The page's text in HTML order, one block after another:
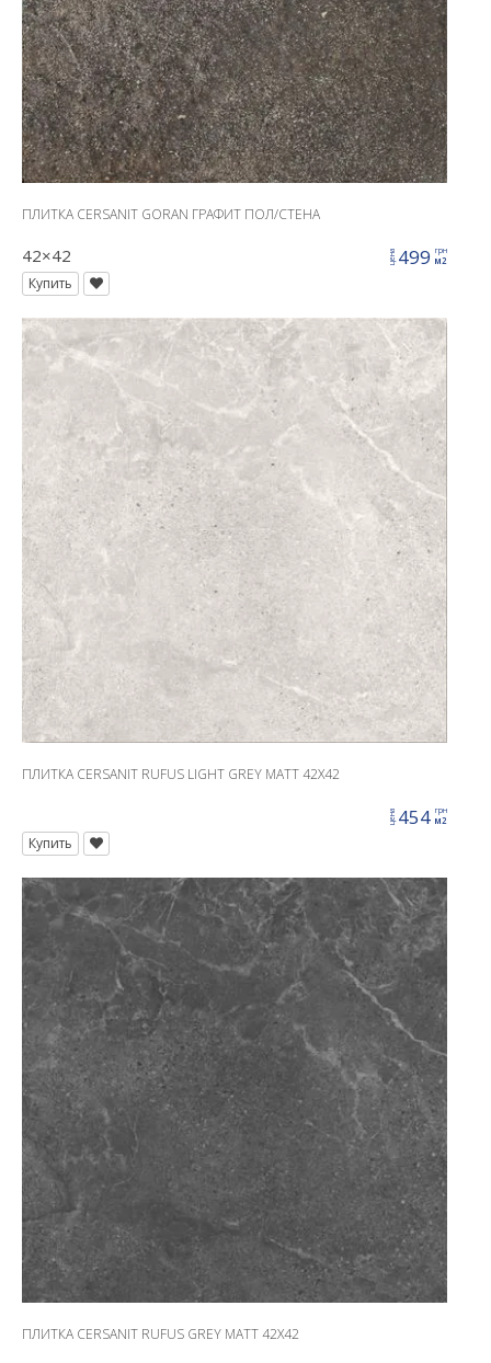
ПЛИТКА CERSANIT GORAN ГРАФИТ ПОЛ/СТЕНА
42×42 цена 499 грн
м2
Купить
ПЛИТКА CERSANIT RUFUS LIGHT GREY MATT 42X42
цена 454 грн
м2
Купить
ПЛИТКА CERSANIT RUFUS GREY MATT 42X42